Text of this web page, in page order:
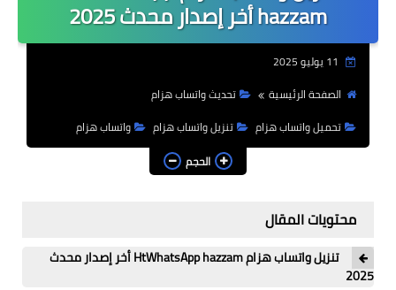
بلس الذهبي
واتس اب عمر
واتس بلاس
واتس عاصم
واتس هزام
hazzam أخر إصدار محدث 2025
الصفحة الرئيسية
تحديث واتساب هزام
تحميل واتساب هزام
تنزيل واتساب هزام
واتساب هزام
الحجم
محتويات المقال
تنزيل واتساب هزام HtWhatsApp hazzam أخر إصدار محدث
2025